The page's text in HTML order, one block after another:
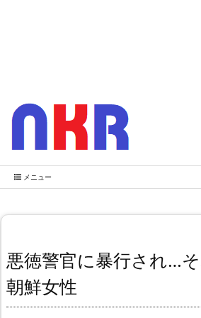
メニュー
悪徳警官に暴行され…
朝鮮女性